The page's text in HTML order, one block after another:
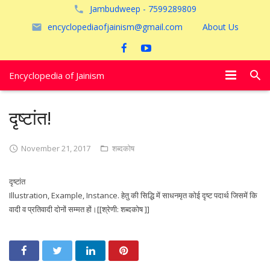
Jambudweep - 7599289809
encyclopediaofjainism@gmail.com
About Us
Encyclopedia of Jainism
पूजायें
अयोध्या
दृष्टांत!
November 21, 2017 शब्दकोष
दृष्टांत
Illustration, Example, Instance. हेतु की सिद्धि में साधनमृत कोई दृष्ट पदार्थ जिसमें कि
वादी व प्रतिवादी दोनों सम्मत हों।[[श्रेणी: शब्दकोष ]]